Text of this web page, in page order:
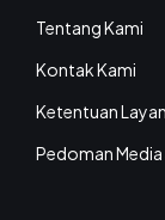
Tentang Kami
Kontak Kami
Ketentuan
Pedoman